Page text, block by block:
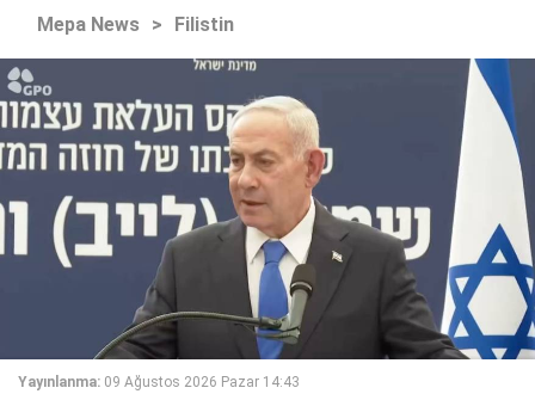
Mepa News > Filistin
Yayınlanma: 09 Ağustos 2026 Pazar 14:43